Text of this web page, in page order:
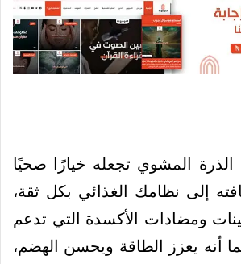
المشوي تجعله خيارًا صحيًا
إلى نظامك الغذائي بكل ثقة،
ومضادات الأكسدة التي تدعم
أنه يعزز الطاقة ويحسن الهضم،